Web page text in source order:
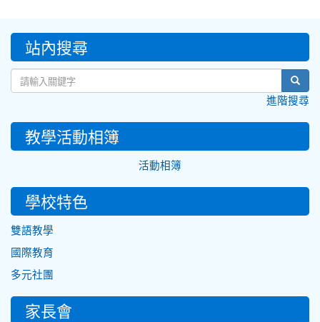
::: 站內搜尋
進階搜尋
教學活動相簿
活動相簿
學校特色
雙語教學
國際教育
多元社團
家長會